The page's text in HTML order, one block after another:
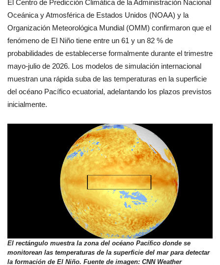
El Centro de Predicción Climática de la Administración Nacional
Oceánica y Atmosférica de Estados Unidos (NOAA) y la
Organización Meteorológica Mundial (OMM) confirmaron que el
fenómeno de El Niño tiene entre un 61 y un 82 % de
probabilidades de establecerse formalmente durante el trimestre
mayo-julio de 2026. Los modelos de simulación internacional
muestran una rápida suba de las temperaturas en la superficie
del océano Pacífico ecuatorial, adelantando los plazos previstos
inicialmente.
El rectángulo muestra la zona del océano Pacífico donde se
monitorean las temperaturas de la superficie del mar para detectar
la formación de El Niño. Fuente de imagen: CNN Weather